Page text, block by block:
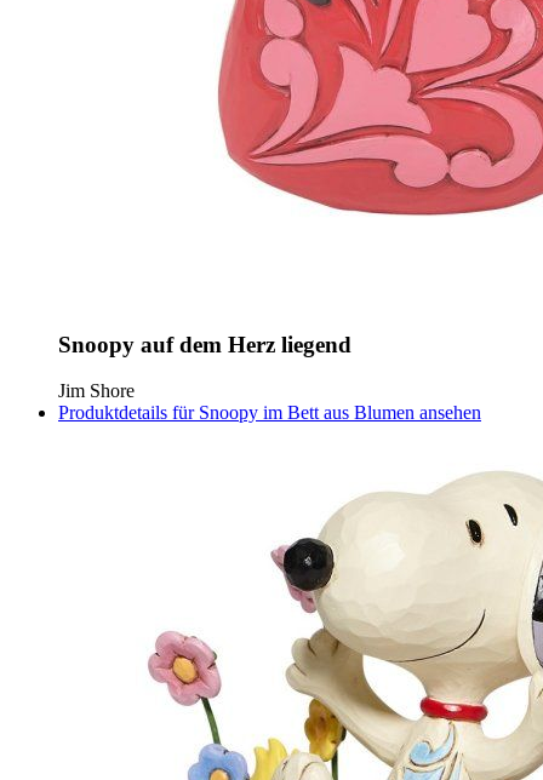
Snoopy auf dem Herz liegend
Jim Shore
Produktdetails für Snoopy im Bett aus Blumen ansehen